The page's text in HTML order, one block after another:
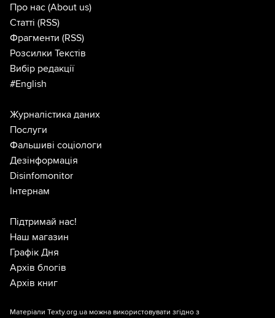
Про нас (About us)
Статті (RSS)
Фрагменти (RSS)
Розсилки Текстів
Вибір редакції
#English
Журналістика даних
Послуги
Фальшиві соціологи
Дезінформація
Disinfomonitor
Інтернам
Підтримай нас!
Наш магазин
Графік Дня
Архів блогів
Архів книг
Матеріали Texty.org.ua можна використовувати згідно з